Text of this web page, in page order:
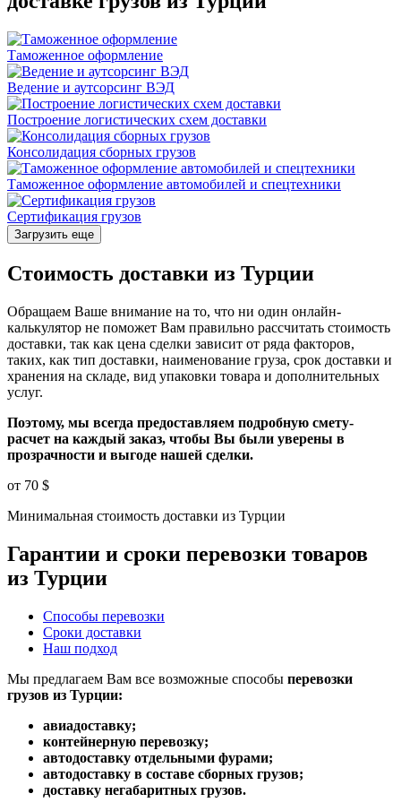
Таможенное оформление
Ведение и аутсорсинг ВЭД
Построение логистических схем доставки
Консолидация сборных грузов
Таможенное оформление автомобилей и спецтехники
Сертификация грузов
Загрузить еще
Стоимость доставки из Турции
Обращаем Ваше внимание на то, что ни один онлайн-
калькулятор не поможет Вам правильно рассчитать стоимость
доставки, так как цена сделки зависит от ряда факторов,
таких, как тип доставки, наименование груза, срок доставки и
хранения на складе, вид упаковки товара и дополнительных
услуг.
Поэтому, мы всегда предоставляем подробную смету-
расчет на каждый заказ, чтобы Вы были уверены в
прозрачности и выгоде нашей сделки.
от 70 $
Минимальная стоимость доставки из Турции
Гарантии и сроки перевозки товаров
из Турции
Способы перевозки
Сроки доставки
Наш подход
Мы предлагаем Вам все возможные способы перевозки
грузов из Турции:
авиадоставку;
контейнерную перевозку;
автодоставку отдельными фурами;
автодоставку в составе сборных грузов;
доставку негабаритных грузов.